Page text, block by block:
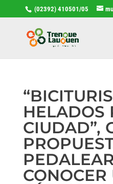
(02392) 410501/05
HELADOS
CIUDAD”,
CONOCER